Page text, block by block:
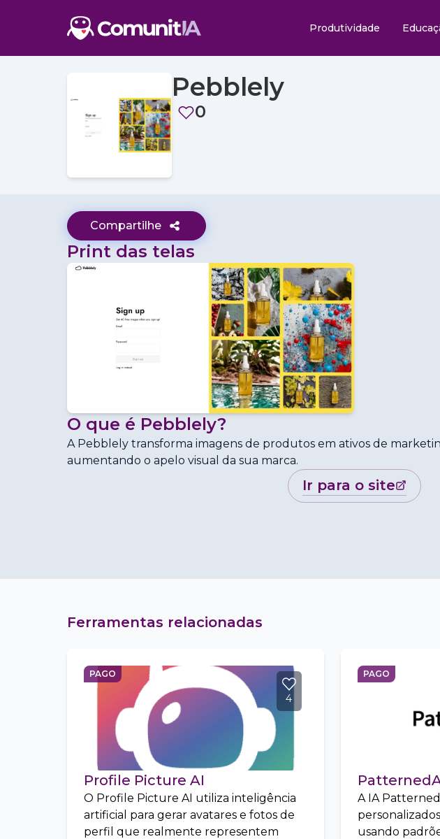
Produtividade
Pebblely
0
Compartilhe
Print das telas
O que é Pebblely?
A Pebblely transforma imagens de produtos em ativos de
aumentando o apelo visual da sua marca.
ir para o site
Ferramentas relacionadas
PAGO
4
Profile Picture AI
O Profile Picture AI utiliza inteligência
artificial para gerar avatares e fotos de
perfil que realmente representem
PAGO
A IA
usando